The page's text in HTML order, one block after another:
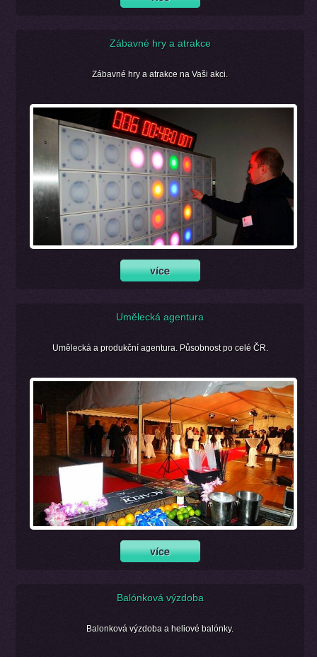
Zábavné hry a atrakce
Zábavné hry a atrakce na Vaši akci.
Umělecká agentura
Umělecká a produkční agentura. Působnost po celé ČR.
Balónková výzdoba
Balonková výzdoba a heliové balónky.